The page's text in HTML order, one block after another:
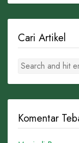
Cari Artikel
Komentar